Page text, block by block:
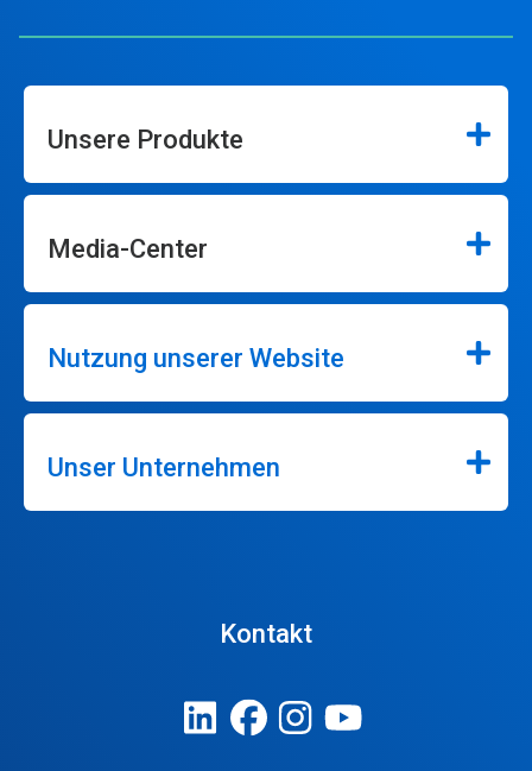
Unsere Produkte
Media-Center
Nutzung unserer Website
Unser Unternehmen
Kontakt